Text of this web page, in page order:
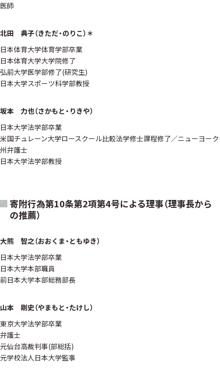
医師
北田 典子（きただ・のりこ）＊
日本体育大学体育学部卒業
日本体育大学大学院修了
弘前大学医学部修了(研究生)
日本大学スポーツ科学部教授
坂本 力也（さかもと・りきや）
日本大学法学部卒業
米国チュレーン大学ロースクール比較法学修士課程修了／ニューヨーク
州弁護士
日本大学法学部教授
寄附行為第10条第2項第4号による理事（理事長から
の推薦）
大熊 智之（おおくま・ともゆき）
日本大学法学部卒業
日本大学本部職員
前日本大学本部総務部長
山本 剛史（やまもと・たけし）
東京大学法学部卒業
弁護士
元仙台高裁判事(部総括)
元学校法人日本大学監事